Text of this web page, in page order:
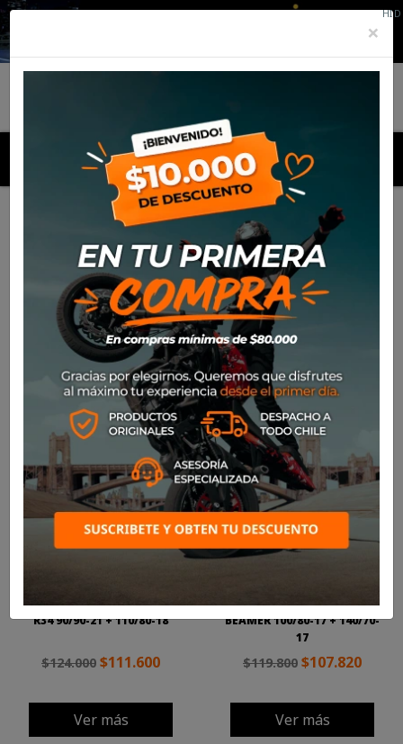
MENU
Eurogrip
Listado de productos por marca
Eurogrip
Más nuevos
Mostrando 1-24 de 57 artículo(s)
KIT NEUMÁTICOS RINALDI
R34 90/90-21 + 110/80-18
$124.000 $111.600
Ver más
-10%
Pack
KIT NEUMÁTICOS EUROGRIP
BEAMER 100/80-17 + 140/70-
17
$119.800 $107.820
Ver más
-10%
Pack
×